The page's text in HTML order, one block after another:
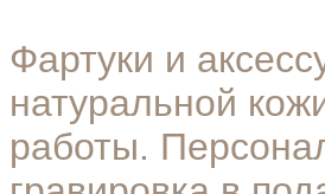
Фартуки и
натуральной
работы.